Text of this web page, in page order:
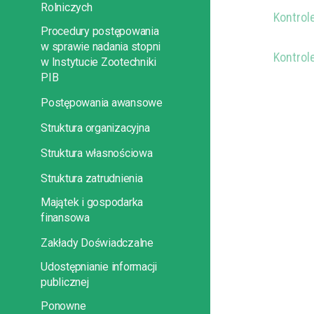
Rolniczych
Procedury postępowania
w sprawie nadania stopni
w Instytucie Zootechniki
PIB
Postępowania awansowe
Struktura organizacyjna
Struktura własnościowa
Struktura zatrudnienia
Majątek i gospodarka
finansowa
Zakłady Doświadczalne
Udostępnianie informacji
publicznej
Ponowne